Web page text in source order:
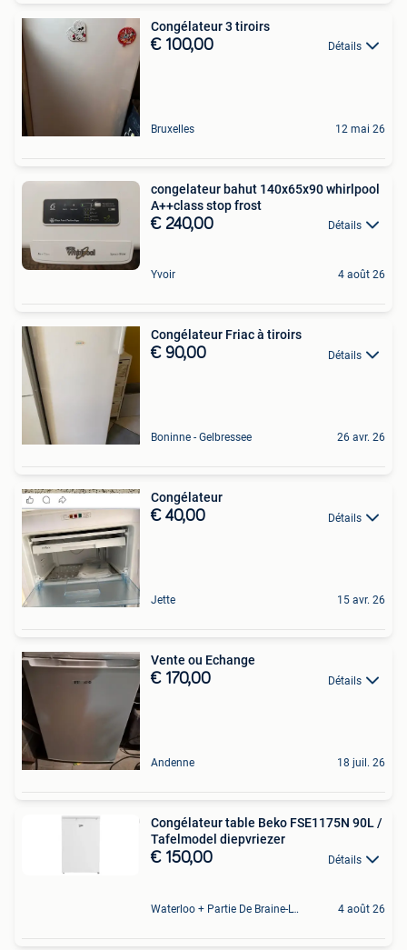
Congélateur 3 tiroirs
€ 100,00 Détails
Bruxelles 12 mai 26
congelateur bahut 140x65x90 whirlpool
A++class stop frost
€ 240,00 Détails
Yvoir 4 août 26
Congélateur Friac à tiroirs
€ 90,00 Détails
Boninne - Gelbressee 26 avr. 26
Congélateur
€ 40,00 Détails
Jette 15 avr. 26
Vente ou Echange
€ 170,00 Détails
Andenne 18 juil. 26
Congélateur table Beko FSE1175N 90L /
Tafelmodel diepvriezer
€ 150,00 Détails
Waterloo + Partie De Braine-L'Alleud, De Ohain 4 août 26